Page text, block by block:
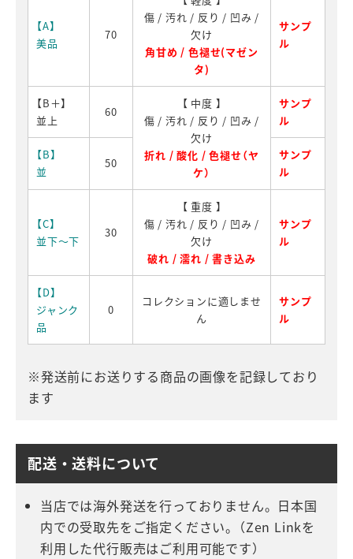
【A】
美品
70
傷 / 汚れ / 反り / 凹み /
欠け
角甘め / 色褪せ(マゼン
タ)
サンプ
ル
【B＋】
並上
60
【 中度 】
傷 / 汚れ / 反り / 凹み /
欠け
折れ / 酸化 / 色褪せ（ヤ
ケ）
サンプ
ル
【B】
並
50
サンプ
ル
【C】
並下～下
30
【 重度 】
傷 / 汚れ / 反り / 凹み /
欠け
破れ / 濡れ / 書き込み
サンプ
ル
【D】
ジャンク
品
0
コレクションに適しませ
ん
サンプ
ル
※発送前にお送りする商品の画像を記録しており
ます
配送・送料について
当店では海外発送を行っておりません。日本国
内での受取先をご指定ください。（Zen Linkを
利用した代行販売はご利用可能です）